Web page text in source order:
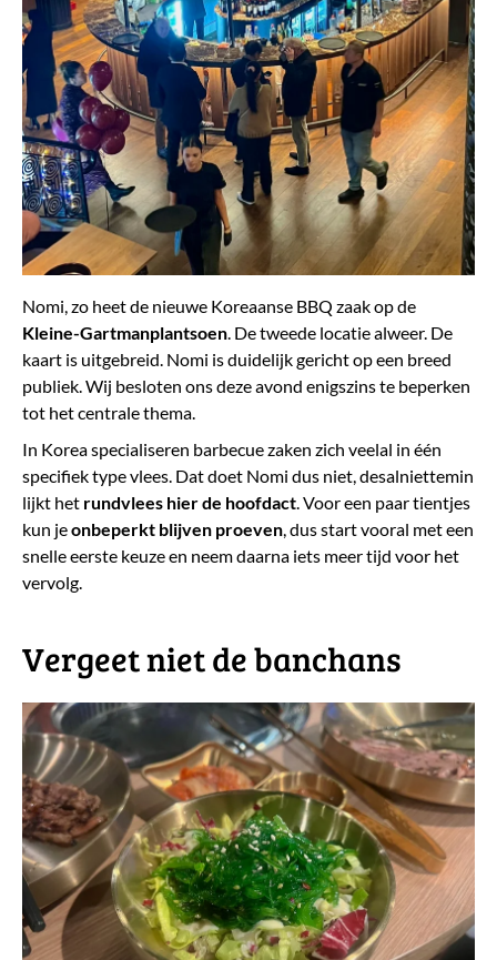
Nomi, zo heet de nieuwe Koreaanse BBQ zaak op de
Kleine-Gartmanplantsoen . De tweede locatie alweer. De
kaart is uitgebreid. Nomi is duidelijk gericht op een breed
publiek. Wij besloten ons deze avond enigszins te beperken
tot het centrale thema.
In Korea specialiseren barbecue zaken zich veelal in één
specifiek type vlees. Dat doet Nomi dus niet, desalniettemin
lijkt het rundvlees hier de hoofdact . Voor een paar tientjes
kun jeonbeperkt blijven proeven , dus start vooral met een
snelle eerste keuze en neem daarna iets meer tijd voor het
vervolg.
​Vergeet niet de banchans